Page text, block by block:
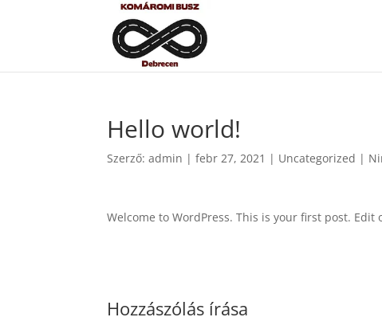
Hello world!
Szerző:admin |febr 27, 2021 | Uncategorized |
Welcome to WordPress. This is your first post.
Hozzászólás írása